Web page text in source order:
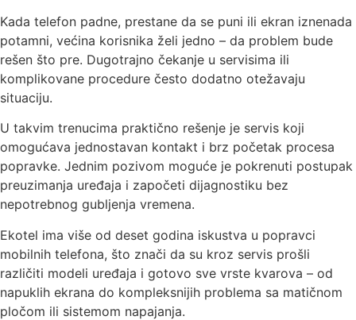
Kada telefon padne, prestane da se puni ili ekran iznenada
potamni, većina korisnika želi jedno – da problem bude
rešen što pre. Dugotrajno čekanje u servisima ili
komplikovane procedure često dodatno otežavaju
situaciju.
U takvim trenucima praktično rešenje je servis koji
omogućava jednostavan kontakt i brz početak procesa
popravke. Jednim pozivom moguće je pokrenuti postupak
preuzimanja uređaja i započeti dijagnostiku bez
nepotrebnog gubljenja vremena.
Ekotel ima više od deset godina iskustva u popravci
mobilnih telefona, što znači da su kroz servis prošli
različiti modeli uređaja i gotovo sve vrste kvarova – od
napuklih ekrana do kompleksnijih problema sa matičnom
pločom ili sistemom napajanja.